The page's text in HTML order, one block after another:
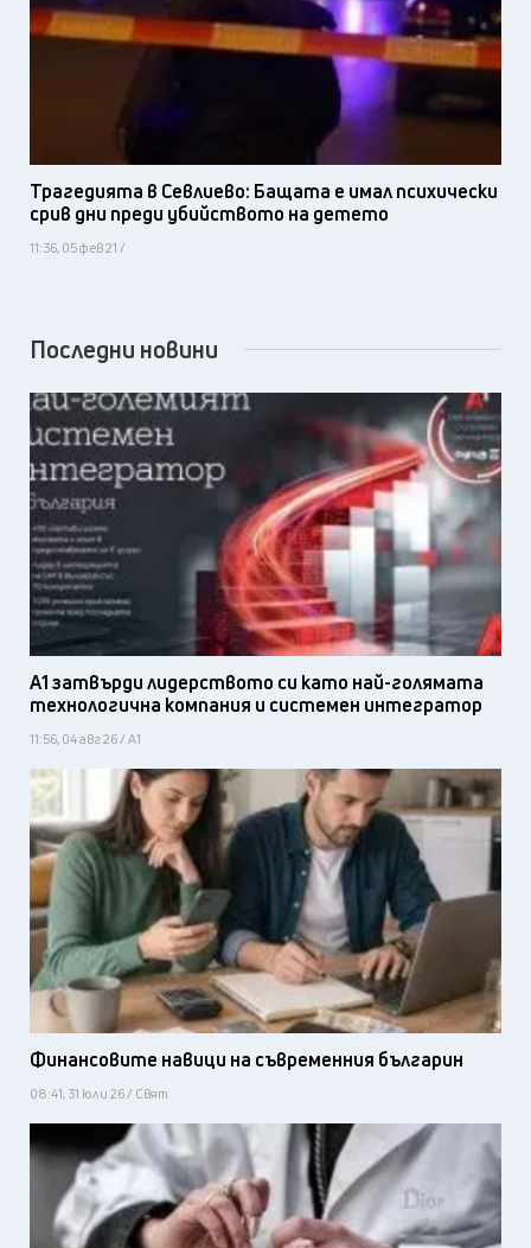
Трагедията в Севлиево: Бащата е имал психически
срив дни преди убийството на детето
11:36, 05 фев 21 /
Последни новини
А1 затвърди лидерството си като най-голямата
технологична компания и системен интегратор
11:56, 04 авг 26 / А1
Финансовите навици на съвременния българин
08:41, 31 юли 26 / Свят